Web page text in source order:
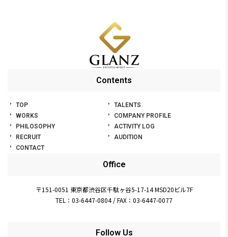
Contents
TOP
TALENTS
WORKS
COMPANY PROFILE
PHILOSOPHY
ACTIVITY LOG
RECRUIT
AUDITION
CONTACT
Office
〒151-0051 東京都渋谷区千駄ヶ谷5-17-14 MSD20ビル7F
TEL：03-6447-0804/FAX：03-6447-0077
Follow Us